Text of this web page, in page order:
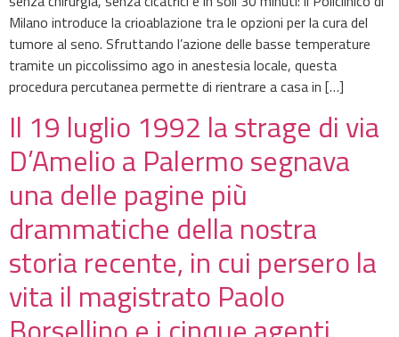
Milano introduce la crioablazione tra le opzioni per la cura del
tumore al seno. Sfruttando l’azione delle basse temperature
tramite un piccolissimo ago in anestesia locale, questa
procedura percutanea permette di rientrare a casa in […]
Il 19 luglio 1992 la strage di via
D’Amelio a Palermo segnava
una delle pagine più
drammatiche della nostra
storia recente, in cui persero la
vita il magistrato Paolo